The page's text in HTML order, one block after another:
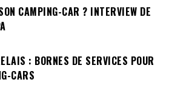
CAMPING-CAR ? INTERVIEW DE
: BORNES DE SERVICES POUR
CARS